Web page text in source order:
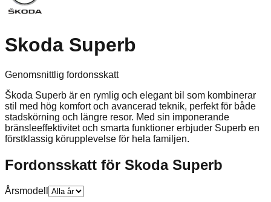
Skoda Superb
Genomsnittlig fordonsskatt
Škoda Superb är en rymlig och elegant bil som kombinerar
stil med hög komfort och avancerad teknik, perfekt för både
stadskörning och längre resor. Med sin imponerande
bränsleeffektivitet och smarta funktioner erbjuder Superb en
förstklassig körupplevelse för hela familjen.
Fordonsskatt för Skoda Superb
Årsmodell